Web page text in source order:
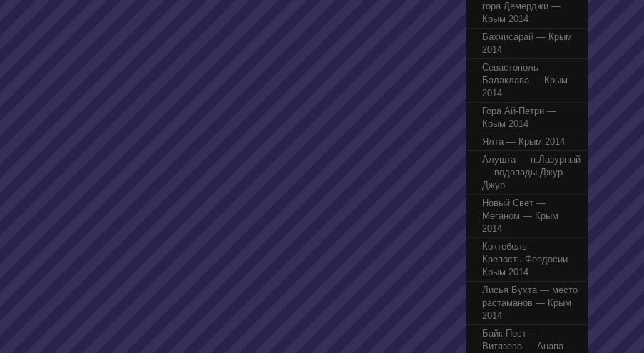
гора Демерджи —
Крым 2014
Бахчисарай — Крым
2014
Севастополь —
Балаклава — Крым
2014
Гора Ай-Петри —
Крым 2014
Ялта — Крым 2014
Алушта — п.Лазурный
— водопады Джур-
Джур
Новый Свет —
Меганом — Крым
2014
Коктебель —
Крепость Феодосии-
Крым 2014
Лисья Бухта — место
растаманов — Крым
2014
Байк-Пост —
Витязево — Анапа —